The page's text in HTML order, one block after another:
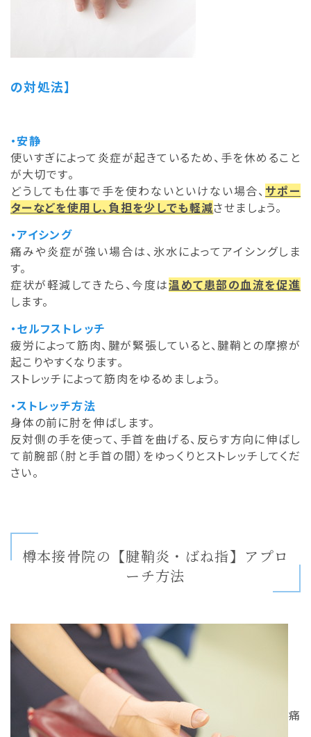
の対処法】
・安静
使いすぎによって炎症が起きているため、手を休めること
が大切です。
どうしても仕事で手を使わないといけない場合、 サポー
ターなどを使用し、負担を少しでも軽減させましょう。
・アイシング
痛みや炎症が強い場合は、氷水によってアイシングしま
す。
症状が軽減してきたら、今度は温めて患部の血流を促進
します。
・セルフストレッチ
疲労によって筋肉、腱が緊張していると、腱鞘との摩擦が
起こりやすくなります。
ストレッチによって筋肉をゆるめましょう。
・ストレッチ方法
身体の前に肘を伸ばします。
反対側の手を使って、手首を曲げる、反らす方向に伸ばし
て前腕部（肘と手首の間）をゆっくりとストレッチしてくだ
さい。
樽本接骨院の【腱鞘炎・ばね指】アプロ
ーチ方法
痛